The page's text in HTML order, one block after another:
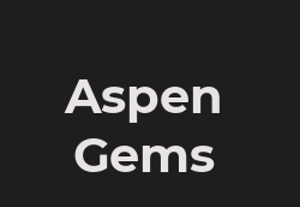
Aspen
Gems